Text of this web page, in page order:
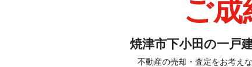
ご成
焼津市下小田の一戸
不動産の売却・査定をお考え